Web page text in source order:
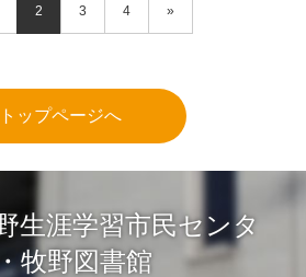
2 3 4 »
トップページへ
生涯学習市民センタ
牧野図書館